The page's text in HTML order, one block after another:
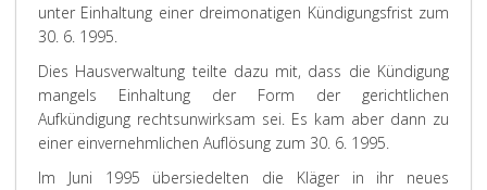
unter Einhaltung einer dreimonatigen Kündigungsfrist zum
30. 6. 1995.
Dies Hausverwaltung teilte dazu mit, dass die Kündigung
mangels Einhaltung der Form der gerichtlichen
Aufkündigung rechtsunwirksam sei. Es kam aber dann zu
einer einvernehmlichen Auflösung zum 30. 6. 1995.
Im Juni 1995 übersiedelten die Kläger in ihr neues